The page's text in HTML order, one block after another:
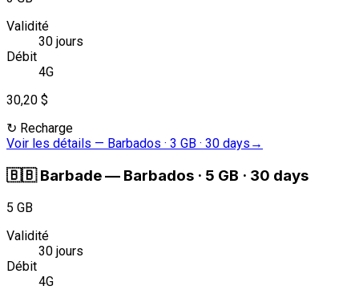
Validité
30 jours
Débit
4G
30,20 $
↻ Recharge
Voir les détails — Barbados · 3 GB · 30 days →
🇧🇧 Barbade— Barbados · 5 GB · 30 days
5 GB
Validité
30 jours
Débit
4G